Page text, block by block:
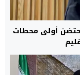
أولى محطات